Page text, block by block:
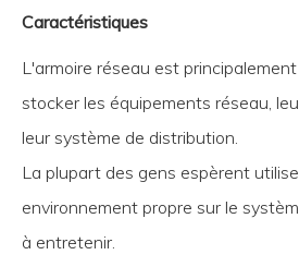
Caractéristiques
L'armoire réseau est
stocker les équipements réseau,
leur système de distribution.
La plupart des gens espèrent
environnement propre sur le
à entretenir.